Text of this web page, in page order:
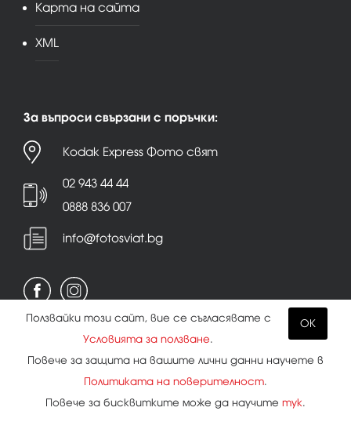
Карта на сайта
XML
За въпроси свързани с поръчки:
Kodak Express Фото свят
02 943 44 44
0888 836 007
info@fotosviat.bg
|Бисквитки
Всички права запазени.
OK
Ползвайки този сайт, вие се съгласявате с
Условията за ползване.
Повече за защита на вашите лични данни научете в
Политиката на поверителност.
Повече за бисквитките може да научите тук.